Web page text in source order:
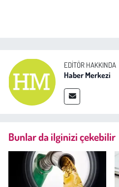
EDITÖR HAKKINDA
Haber Merkezi
Bunlar da ilginizi çekebilir